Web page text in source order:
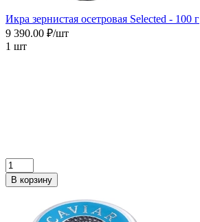
Икра зернистая осетровая Selected - 100 г
9 390.00 ₽/шт
1 шт
В корзину